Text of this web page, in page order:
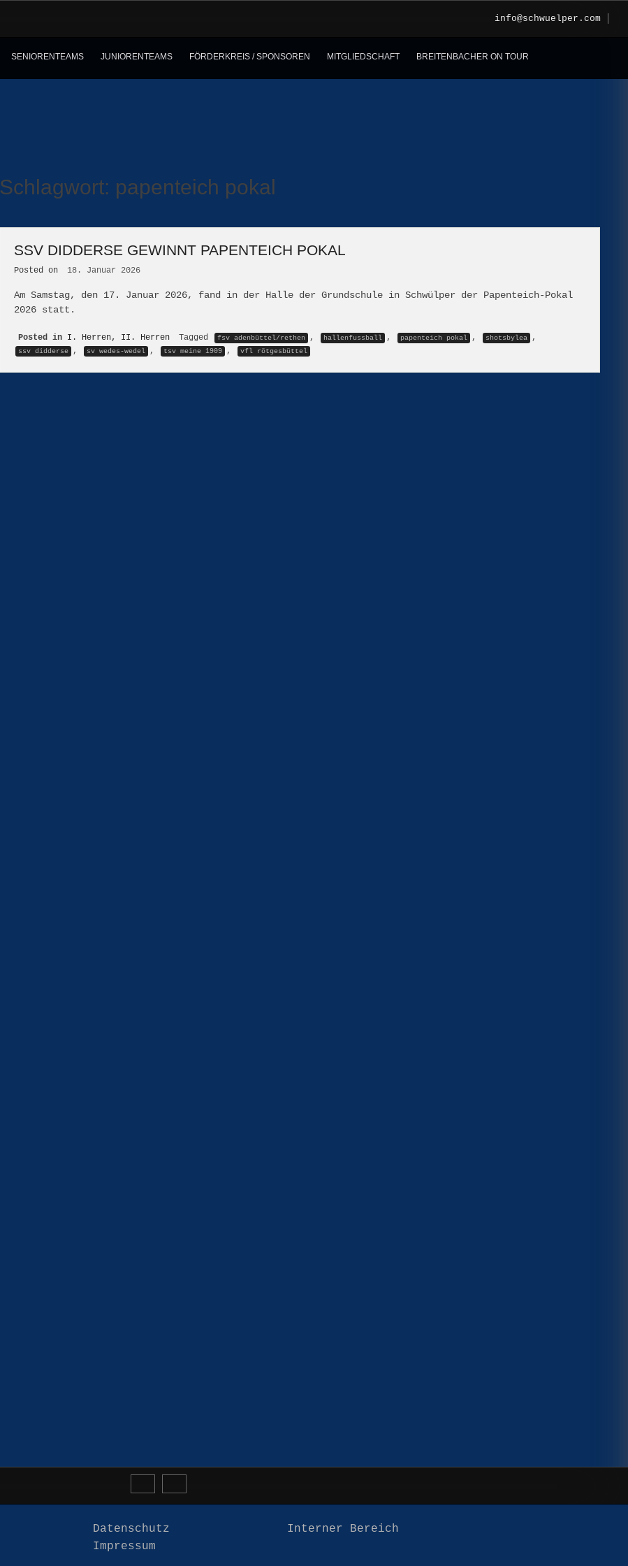
info@schwuelper.com
SENIORENTEAMS JUNIORENTEAMS FÖRDERKREIS / SPONSOREN MITGLIEDSCHAFT BREITENBACHER ON TOUR
Schlagwort: papenteich pokal
SSV DIDDERSE GEWINNT PAPENTEICH POKAL
Posted on 18. Januar 2026
Am Samstag, den 17. Januar 2026, fand in der Halle der Grundschule in Schwülper der Papenteich-Pokal
2026 statt.
Posted in I. Herren, II. Herren Tagged fsv adenbüttel/rethen , hallenfussball , papenteich pokal , shotsbylea ,
ssv didderse , sv wedes-wedel , tsv meine 1909 , vfl rötgesbüttel
Datenschutz
Impressum
Interner Bereich